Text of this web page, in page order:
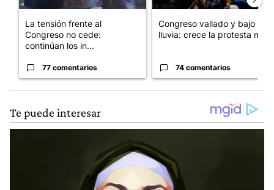
La tensión frente al
Congreso no cede:
continúan los in...
77 comentarios
Congreso vallado y bajo la
lluvia: crece la protesta mi...
74 comentarios